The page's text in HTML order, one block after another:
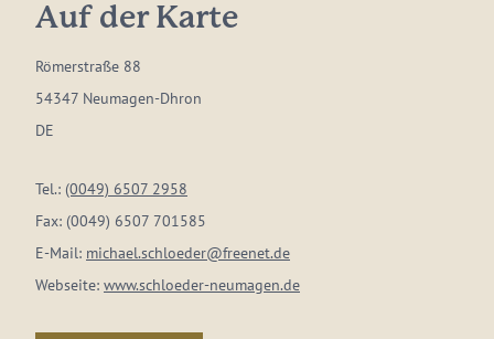
Auf der Karte
Römerstraße 88
54347 Neumagen-Dhron
DE
Tel.: (0049) 6507 2958
Fax: (0049) 6507 701585
E-Mail: michael.schloeder@freenet.de
Webseite: www.schloeder-neumagen.de